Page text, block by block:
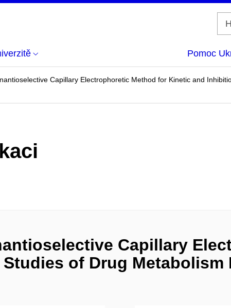
Pomoc
Capillary Electrophoretic Method for Kinetic and
Capillary
of Drug Metabolism